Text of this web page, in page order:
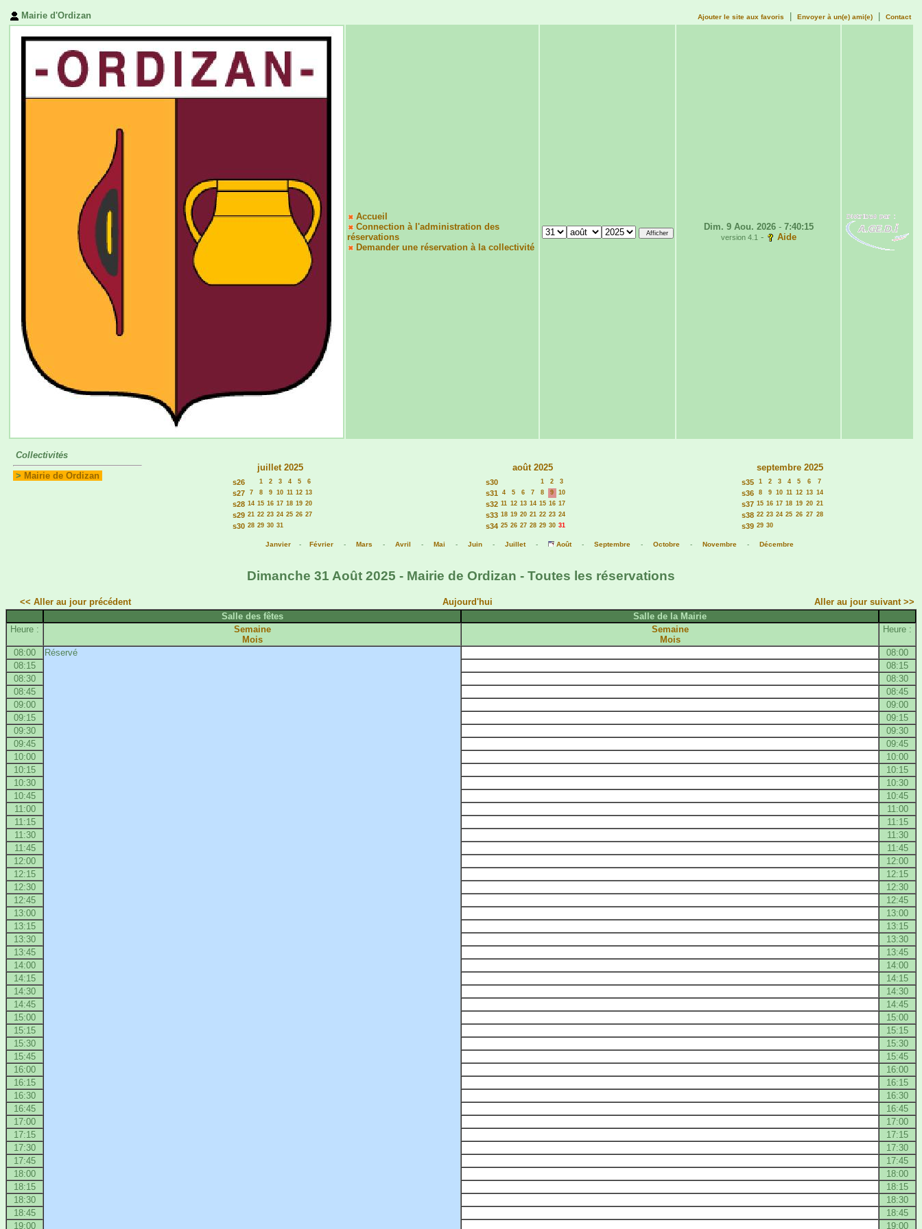
Mairie d'Ordizan Ajouter le site aux favoris Envoyer à un(e) ami(e) Contact
Accueil
Connection à l'administration des
réservations
Demander une réservation à la collectivité
Dim. 9 Aou. 2026- 7:40:15
version 4.1- Aide
Collectivités
> Mairie de Ordizan
juillet 2025
s26 1 2 3 4 5 6
s27 7 8 9 10 11 12 13
s28 14 15 16 17 18 19 20
s29 21 22 23 24 25 26 27
s30 28 29 30 31
août 2025
s30 1 2 3
s31 4 5 6 7 8 9 10
s32 11 12 13 14 15 16 17
s33 18 19 20 21 22 23 24
s34 25 26 27 28 29 30 31
septembre 2025
s35 1 2 3 4 5 6 7
s36 8 9 10 11 12 13 14
s37 15 16 17 18 19 20 21
s38 22 23 24 25 26 27 28
s39 29 30
Janvier - Février - Mars - Avril - Mai - Juin - Juillet- Août- Septembre - Octobre - Novembre - Décembre
Dimanche 31 Août 2025 - Mairie de Ordizan - Toutes les réservations
<< Aller au jour précédent Aujourd'hui
Aller au jour suivant >>
Salle des fêtes
Salle de la Mairie
Heure :
Semaine
Mois
Semaine
Mois
Heure :
08:00 Réservé
08:00
08:15
08:15
08:30
08:30
08:45
08:45
09:00
09:00
09:15
09:15
09:30
09:30
09:45
09:45
10:00
10:00
10:15
10:15
10:30
10:30
10:45
10:45
11:00
11:00
11:15
11:15
11:30
11:30
11:45
11:45
12:00
12:00
12:15
12:15
12:30
12:30
12:45
12:45
13:00
13:00
13:15
13:15
13:30
13:30
13:45
13:45
14:00
14:00
14:15
14:15
14:30
14:30
14:45
14:45
15:00
15:00
15:15
15:15
15:30
15:30
15:45
15:45
16:00
16:00
16:15
16:15
16:30
16:30
16:45
16:45
17:00
17:00
17:15
17:15
17:30
17:30
17:45
17:45
18:00
18:00
18:15
18:15
18:30
18:30
18:45
18:45
19:00
19:00